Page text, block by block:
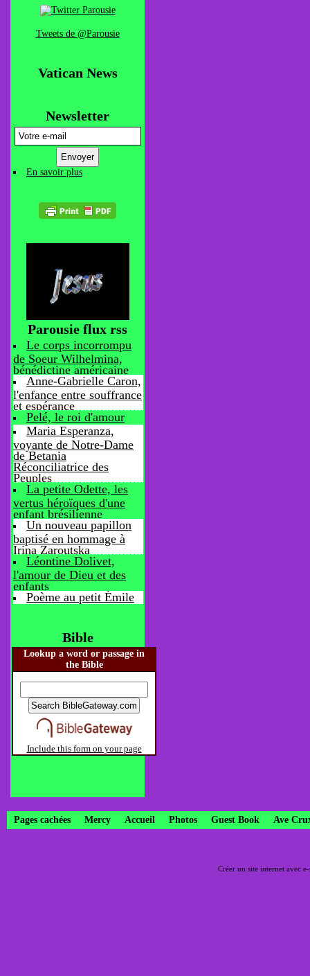
Tweets de @Parousie
Vatican News
Newsletter
En savoir plus
Parousie flux rss
Le corps incorrompu
de Soeur Wilhelmina,
bénédictine américaine
Anne-Gabrielle Caron,
l'enfance entre souffrance
et espérance
Pelé, le roi d'amour
Maria Esperanza,
voyante de Notre-Dame
de Betania
Réconciliatrice des
Peuples
La petite Odette, les
vertus héroïques d'une
enfant brésilienne
Un nouveau papillon
baptisé en hommage à
Irina Zaroutska
Léontine Dolivet,
l'amour de Dieu et des
enfants
Poème au petit Émile
Bible
Lookup a word or passage in
the Bible
Include this form on your page
Pages cachées Mercy Accueil Photos Guest Book Ave
Créer un site internet avec